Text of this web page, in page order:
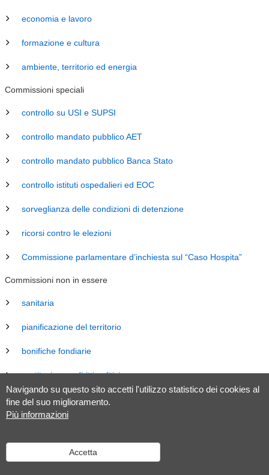
Navigando su questo sito accetti l'utilizzo statistico dei cookies al
fine del suo miglioramento.
Più informazioni
Accetta
economia e lavoro
formazione e cultura
ambiente, territorio ed energia
Commissioni speciali
controllo su USI e SUPSI
controllo mandato pubblico AET
controllo mandato pubblico Banca Stato
controllo istituti ospedalieri ed EOC
sorveglianza delle condizioni di detenzione
ricorsi contro le elezioni
Commissione parlamentare d’inchiesta sul “Caso Hospita”
Commissioni non in essere
sanitaria
pianificazione del territorio
bonifiche fondiarie
costituzione e diritti politici
energia